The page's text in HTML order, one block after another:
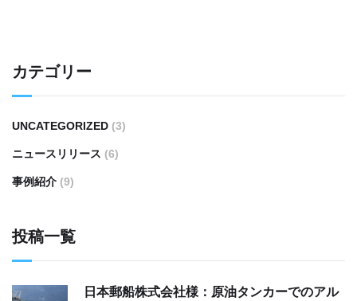
カテゴリー
UNCATEGORIZED (3)
ニュースリリース (6)
事例紹介 (9)
投稿一覧
日本郵船株式会社様：原油タンカーでのアル